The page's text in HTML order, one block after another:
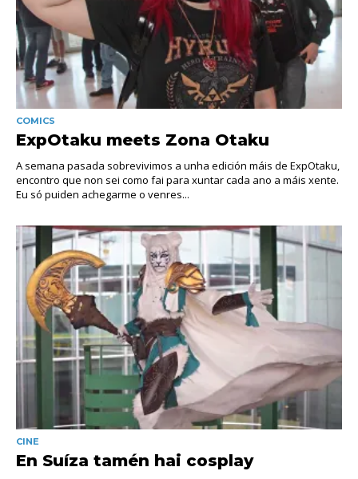
COMICS
ExpOtaku meets Zona Otaku
A semana pasada sobrevivimos a unha edición máis de ExpOtaku,
encontro que non sei como fai para xuntar cada ano a máis xente.
Eu só puiden achegarme o venres...
CINE
En Suíza tamén hai cosplay